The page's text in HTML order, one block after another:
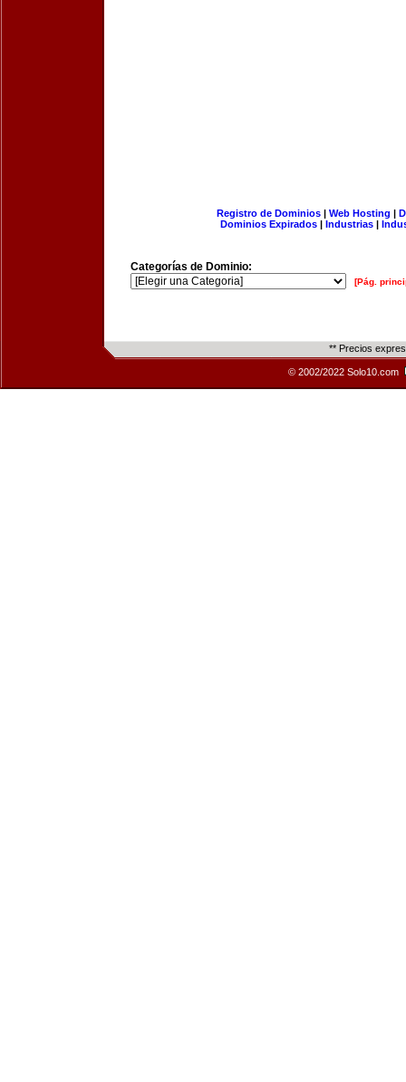
Registro de Dominios| Web Hosting |
Dominios Expirados | Industrias |
Categorías de Dominio:
[Pág.
** Precios
© 2002/2022 Solo10.com